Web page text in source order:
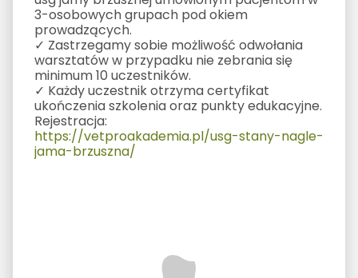
3-osobowych grupach pod okiem
prowadzących.
✓ Zastrzegamy sobie możliwość odwołania
warsztatów w przypadku nie zebrania się
minimum 10 uczestników.
✓ Każdy uczestnik otrzyma certyfikat
ukończenia szkolenia oraz punkty edukacyjne.
Rejestracja:
https://vetproakademia.pl/usg-stany-nagle-
jama-brzuszna/